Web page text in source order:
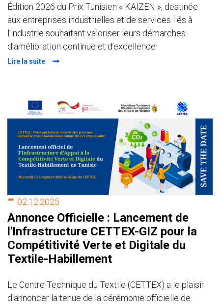
Édition 2026 du Prix Tunisien « KAIZEN », destinée
aux entreprises industrielles et de services liés à
l’industrie souhaitant valoriser leurs démarches
d’amélioration continue et d’excellence
Lire la suite
02.12.2025
Annonce Officielle : Lancement de
l'Infrastructure CETTEX-GIZ pour la
Compétitivité Verte et Digitale du
Textile-Habillement
Le Centre Technique du Textile (CETTEX) a le plaisir
d'annoncer la tenue de la cérémonie officielle de